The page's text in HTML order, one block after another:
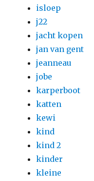
isloep
j22
jacht kopen
jan van gent
jeanneau
jobe
karperboot
katten
kewi
kind
kind 2
kinder
kleine